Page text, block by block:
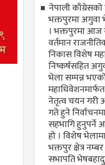
नेपाली
भक्तपुरमा अगुवा
। भक्तपुरमा आज
वर्तमान
निकास विशेष
निष्कर्षसहित
भेला सम्पन्न
नेतृत्व चयन गरी
गते हुने
सहभागि हुनुपर्ने
हो । विशेष
भक्तपुर क्षेत्र
सभापति